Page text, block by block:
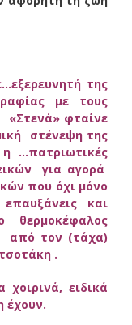
της
με τους
φταίνε
στένεψη της
…πατριωτικές
για αγορά
που όχι μόνο
και
από τον (τάχα)
.
ειδικά
έχουν.